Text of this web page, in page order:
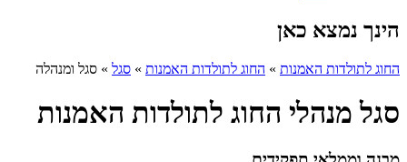
הינך נמצא כאן
החוג לתולדות האמנות » החוג לתולדות האמנות » סגל » סגל ומנהלה
סגל מנהלי החוג לתולדות האמנות